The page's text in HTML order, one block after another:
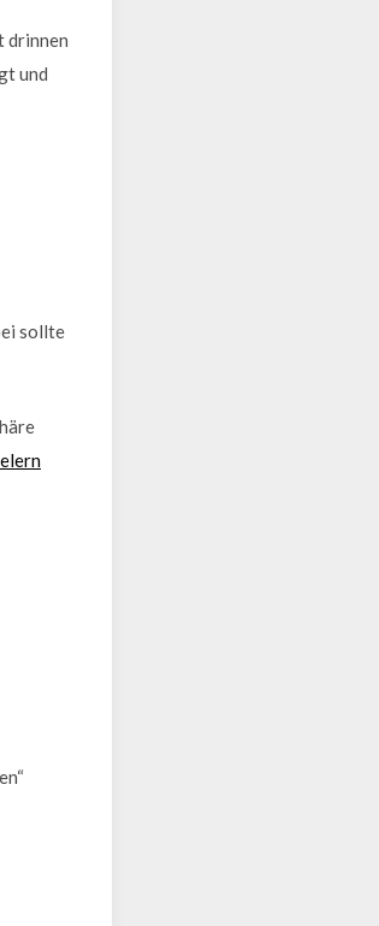
drinnen
und
sollte